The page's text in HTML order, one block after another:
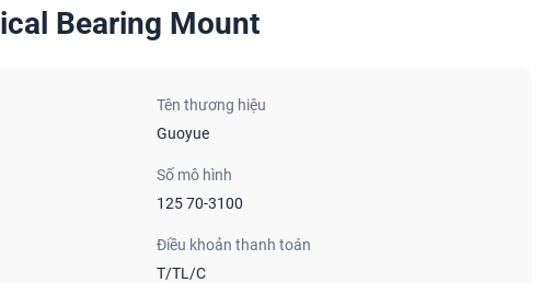
Bearing Mount
Tên thương hiệu
Guoyue
Số mô hình
125 70-3100
Điều khoản thanh toán
T/TL/C